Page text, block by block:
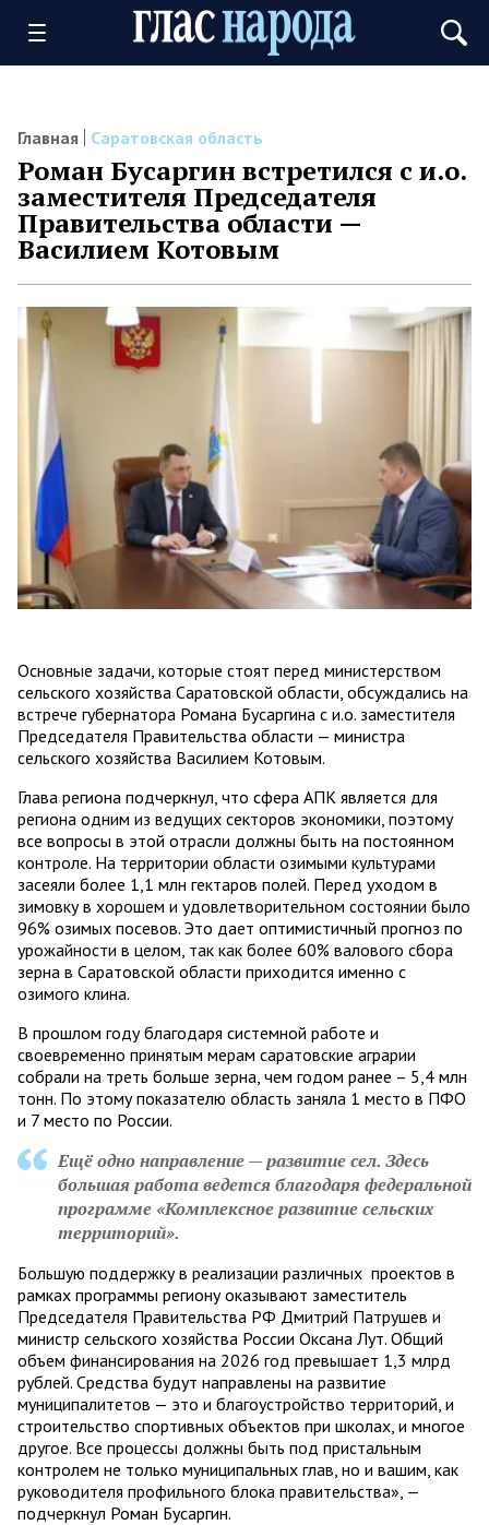
Главная Саратовская область
Роман Бусаргин встретился с и.о.
заместителя Председателя
Правительства области —
Василием Котовым
Основные задачи, которые стоят перед министерством
сельского хозяйства Саратовской области, обсуждались на
встрече губернатора Романа Бусаргина с и.о. заместителя
Председателя Правительства области — министра
сельского хозяйства Василием Котовым.
Глава региона подчеркнул, что сфера АПК является для
региона одним из ведущих секторов экономики, поэтому
все вопросы в этой отрасли должны быть на постоянном
контроле. На территории области озимыми культурами
засеяли более 1,1 млн гектаров полей. Перед уходом в
зимовку в хорошем и удовлетворительном состоянии было
96% озимых посевов. Это дает оптимистичный прогноз по
урожайности в целом, так как более 60% валового сбора
зерна в Саратовской области приходится именно с
озимого клина.
В прошлом году благодаря системной работе и
своевременно принятым мерам саратовские аграрии
собрали на треть больше зерна, чем годом ранее – 5,4 млн
тонн. По этому показателю область заняла 1 место в ПФО
и 7 место по России.
Ещё одно направление — развитие сел. Здесь
большая работа ведется благодаря федеральной
программе «Комплексное развитие сельских
территорий».
Большую поддержку в реализации различных проектов в
рамках программы региону оказывают заместитель
Председателя Правительства РФ Дмитрий Патрушев и
министр сельского хозяйства России Оксана Лут. Общий
объем финансирования на 2026 год превышает 1,3 млрд
рублей. Средства будут направлены на развитие
муниципалитетов — это и благоустройство территорий, и
строительство спортивных объектов при школах, и многое
другое. Все процессы должны быть под пристальным
контролем не только муниципальных глав, но и вашим, как
руководителя профильного блока правительства», —
подчеркнул Роман Бусаргин.